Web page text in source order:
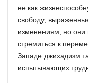
ее как
свободу,
изменениям, но они
стремиться к
Западе джихадизм
испытывающих